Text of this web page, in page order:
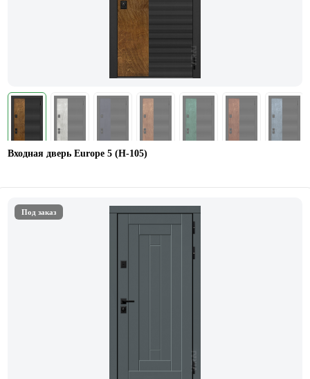
Входная дверь Europe 5 (H-105)
Под заказ